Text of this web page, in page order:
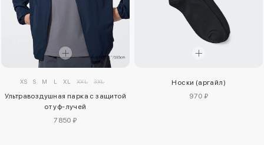
XS S M L XL XXL 3XL
Ультравоздушная парка с защитой
от уф-лучей
7850 ₽
Носки (аргайл)
970 ₽